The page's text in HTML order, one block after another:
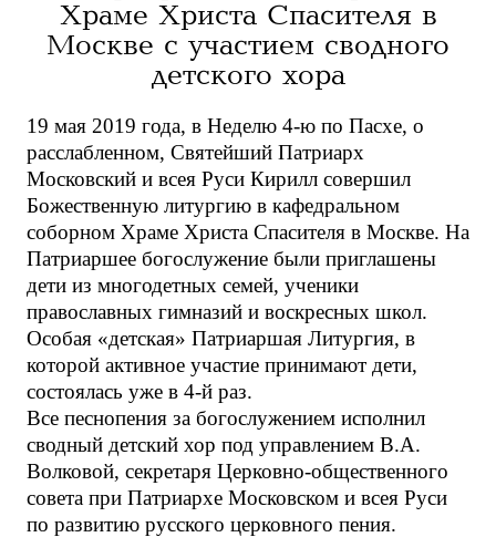
Храме Христа Спасителя в
Москве с участием сводного
детского хора
19 мая 2019 года, в Неделю 4-ю по Пасхе, о
расслабленном, Святейший Патриарх
Московский и всея Руси Кирилл совершил
Божественную литургию в кафедральном
соборном Храме Христа Спасителя в Москве. На
Патриаршее богослужение были приглашены
дети из многодетных семей, ученики
православных гимназий и воскресных школ.
Особая «детская» Патриаршая Литургия, в
которой активное участие принимают дети,
состоялась уже в 4-й раз.
Все песнопения за богослужением исполнил
сводный детский хор под управлением В.А.
Волковой, секретаря Церковно-общественного
совета при Патриархе Московском и всея Руси
по развитию русского церковного пения.